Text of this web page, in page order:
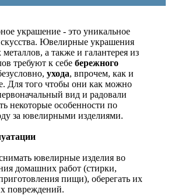
украшение - это уникальное
Ювелирные украшения
а также и галантерея из
требуют к себе бережного
ухода, впрочем, как и
Для того чтобы они как можно
вид и радовали
некоторые особенности по
за ювелирными изделиями.
ювелирные изделия во
домашних работ (стирки,
пищи), оберегать их
повреждений.